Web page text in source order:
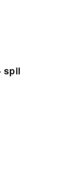
spil